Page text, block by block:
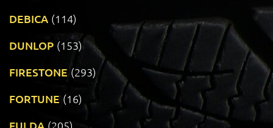
DEBICA (114)
DUNLOP (153)
FIRESTONE (293)
FORTUNE (16)